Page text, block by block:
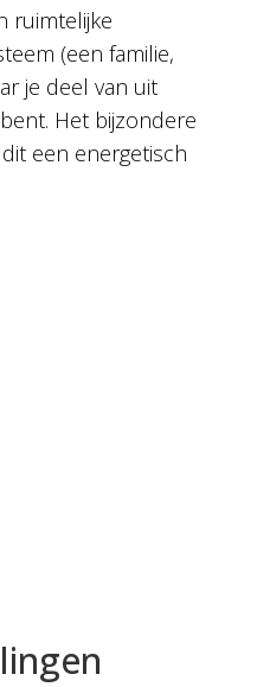
ruimtelijke
(een familie,
je deel van uit
Het bijzondere
een energetisch